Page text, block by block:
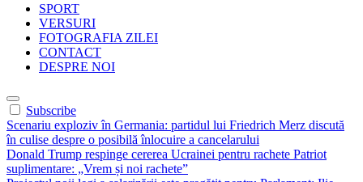
SPORT
VERSURI
FOTOGRAFIA ZILEI
CONTACT
DESPRE NOI
Subscribe
Scenariu exploziv în Germania: partidul lui Friedrich Merz discută
în culise despre o posibilă înlocuire a cancelarului
Donald Trump respinge cererea Ucrainei pentru rachete Patriot
suplimentare: „Vrem și noi rachete”